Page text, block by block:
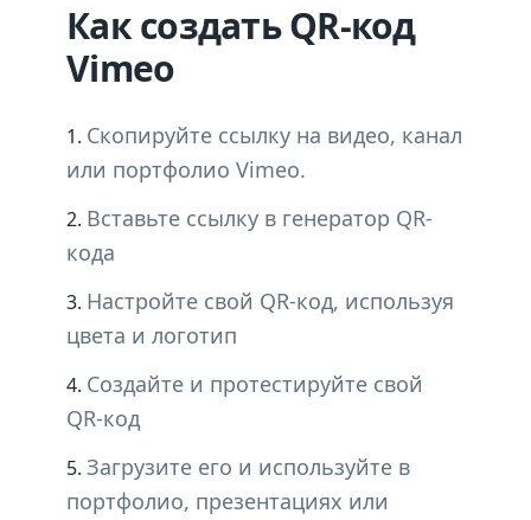
Как создать QR-код
Vimeo
Скопируйте ссылку на видео, канал
или портфолио Vimeo.
Вставьте ссылку в генератор QR-
кода
Настройте свой QR-код, используя
цвета и логотип
Создайте и протестируйте свой
QR-код
Загрузите его и используйте в
портфолио, презентациях или